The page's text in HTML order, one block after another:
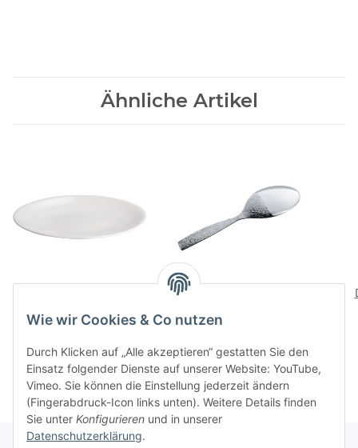
Ähnliche Artikel
DRESSED Servierloeffel
Wie wir Cookies & Co nutzen
Durch Klicken auf „Alle akzeptieren“ gestatten Sie den
Einsatz folgender Dienste auf unserer Website: YouTube,
Vimeo. Sie können die Einstellung jederzeit ändern
(Fingerabdruck-Icon links unten). Weitere Details finden
Sie unter Konfigurieren und in unserer
Datenschutzerklärung.